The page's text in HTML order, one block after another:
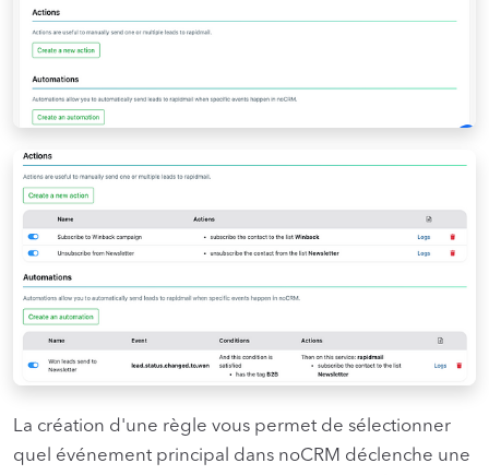
La création d'une règle vous permet de sélectionner
quel événement principal dans noCRM déclenche une